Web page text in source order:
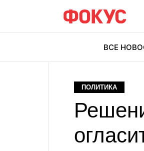
ВСЕ
ПОЛИТИКА